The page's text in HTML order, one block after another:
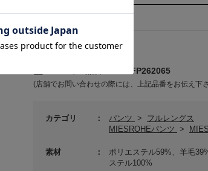
詳細情報
メーカー品番 ： MWFP262065
(店舗でお問い合わせの際には、上記品番をお伝え下
カテゴリ パンツ >
フルレングス
MIESROHEパンツ >
素材
ポリエステル59%、羊毛
ステル100%